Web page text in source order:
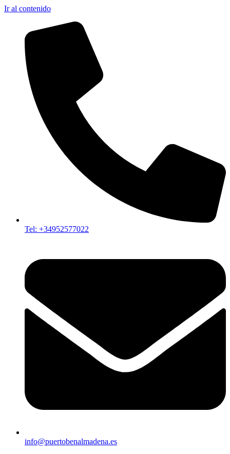
Ir al contenido
Tel: +34952577022
info@puertobenalmadena.es